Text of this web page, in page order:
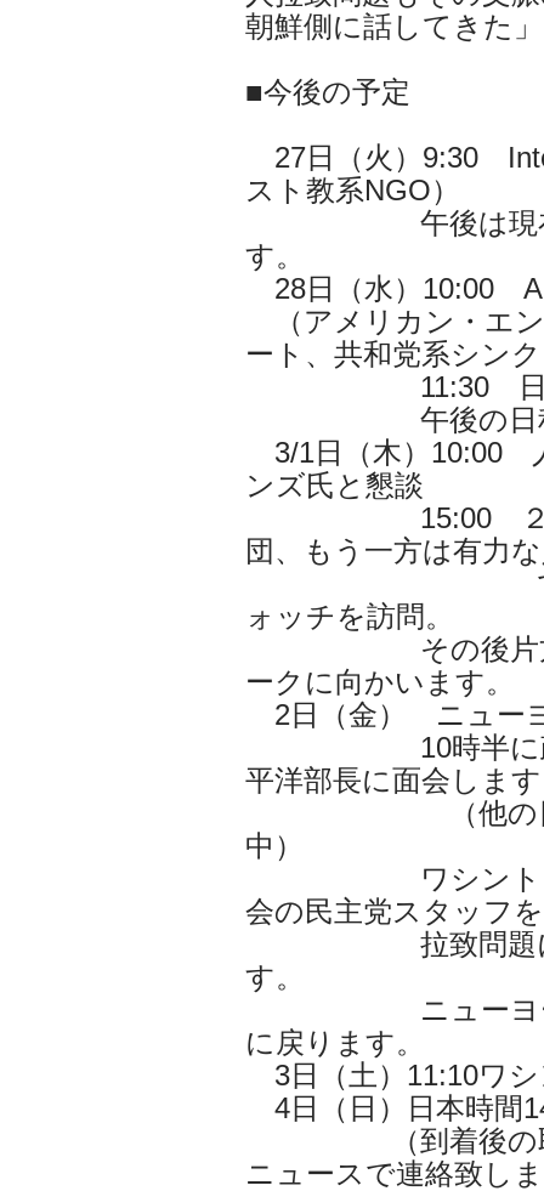
朝鮮側に話してきた
■今後の予定
27日（火）9:30
スト教系NGO）
午後は現在連
す。
28日（水）10:00
（アメリカン・エ
ート、共和党系シン
11:30 日本
午後の日程
3/1日（木）10:00
ンズ氏と懇談
15:00 ２班に
団、もう一方は有力
であるヒュ
ォッチを訪問。
その後片方の
ークに向かいます。
2日（金） ニュー
10時半に政務
平洋部長に面会します
（他の日程は
中）
ワシントン残留
会の民主党スタッフ
拉致問題につい
す。
ニューヨーク
に戻ります。
3日（土）11:10ワ
4日（日）日本時間
（到着後の取材
ニュースで連絡致し